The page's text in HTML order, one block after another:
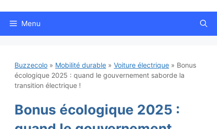
Menu
Buzzecolo » Mobilité durable » Voiture électrique » Bonus
écologique 2025 : quand le gouvernement saborde la
transition électrique !
Bonus écologique 2025 :